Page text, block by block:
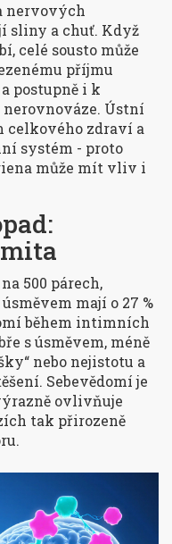
nervových
sliny a chuť. Když
celé sousto může
příjmu
postupně i k
Ústní
celkového zdraví a
systém - proto
může mít vliv i
500 párech,
mají o 27 %
během intimních
s úsměvem, méně
nebo nejistotu a
Sebevědomí je
ovlivňuje
tak přirozeně